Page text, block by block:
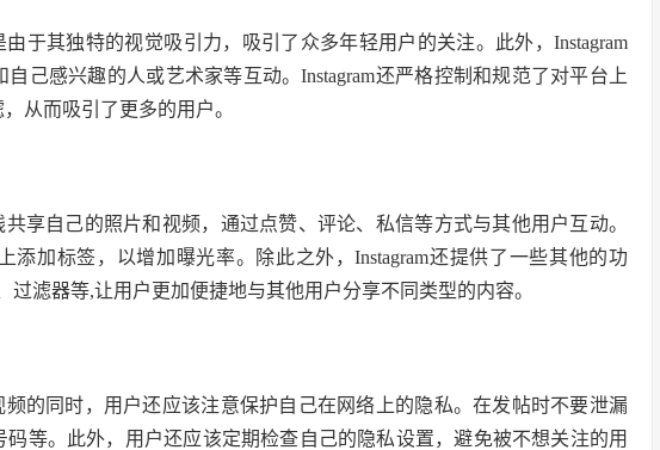
由于其独特的视觉吸引力，吸引了众多年轻用户的关注。此外，Instagram
己感兴趣的人或艺术家等互动。Instagram还严格控制和规范了对平台上
从而吸引了更多的用户。
共享自己的照片和视频，通过点赞、评论、私信等方式与其他用户互动。
添加标签，以增加曝光率。除此之外，Instagram还提供了一些其他的功
滤器等,让用户更加便捷地与其他用户分享不同类型的内容。
频的同时，用户还应该注意保护自己在网络上的隐私。在发帖时不要泄漏
等。此外，用户还应该定期检查自己的隐私设置，避免被不想关注的用